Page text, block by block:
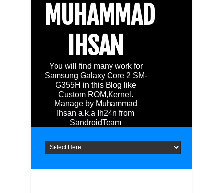
MUHAMMAD
IHSAN
You will find many work for
Samsung Galaxy Core 2 SM-
G355H in this Blog like
Custom ROM,Kernel.
Manage by Muhammad
Ihsan a.k.a Ih24n from
SandroidTeam